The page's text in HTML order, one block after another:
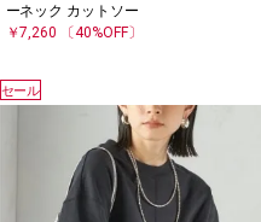
ーネック カットソー
￥7,260
〔40%OFF〕
セール